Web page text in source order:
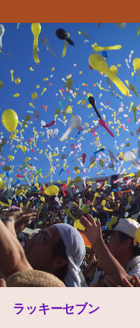
ラッキーセブン